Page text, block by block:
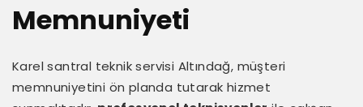
Memnuniyeti
Karel santral teknik servisi Altındağ, müşteri
memnuniyetini ön planda tutarak hizmet